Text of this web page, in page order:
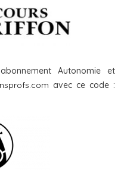
Autonomie et
avec ce code :